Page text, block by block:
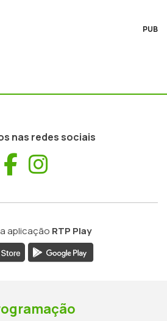
PUB
nas redes sociais
Facebook
aplicação RTP Play